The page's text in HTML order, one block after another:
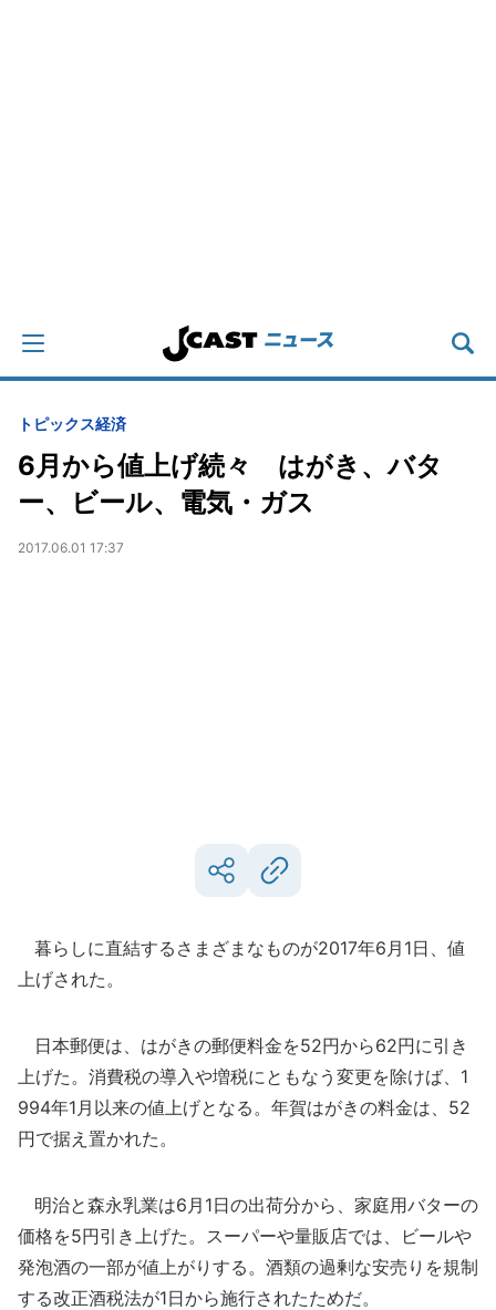
トピックス経済
6月から値上げ続々 はがき、バタ
ー、ビール、電気・ガス
2017.06.01 17:37
暮らしに直結するさまざまなものが2017年6月1日、値
上げされた。
日本郵便は、はがきの郵便料金を52円から62円に引き
上げた。消費税の導入や増税にともなう変更を除けば、1
994年1月以来の値上げとなる。年賀はがきの料金は、52
円で据え置かれた。
明治と森永乳業は6月1日の出荷分から、家庭用バターの
価格を5円引き上げた。スーパーや量販店では、ビールや
発泡酒の一部が値上がりする。酒類の過剰な安売りを規制
する改正酒税法が1日から施行されたためだ。